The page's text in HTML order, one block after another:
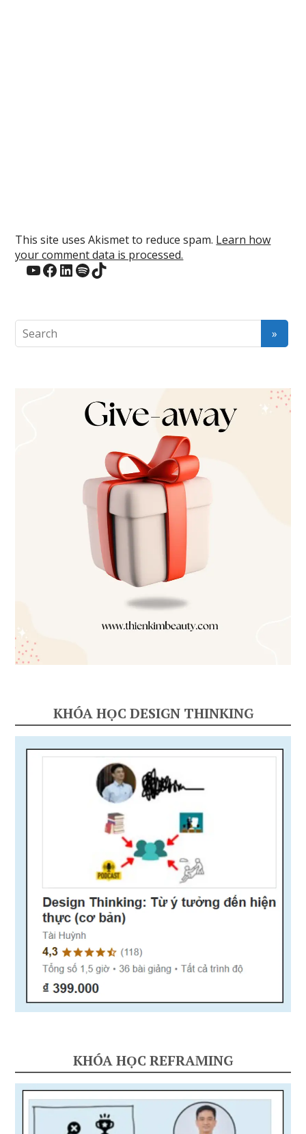
This site uses Akismet to reduce spam. Learn how
your comment data is processed.
YouTube
Facebook
LinkedIn
Spotify
TikTok
KHÓA HỌC DESIGN THINKING
KHÓA HỌC REFRAMING